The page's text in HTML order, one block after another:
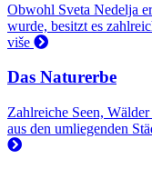
Obwohl Sveta Nedelja
wurde, besitzt es
više
Das Naturerbe
Zahlreiche Seen,
aus den umliegenden